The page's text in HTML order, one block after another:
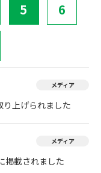
5 6
メディア
り上げられました
メディア
掲載されました